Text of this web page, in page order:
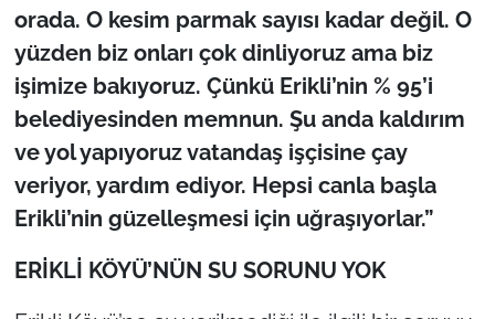
orada. O kesim parmak sayısı kadar değil. O
yüzden biz onları çok dinliyoruz ama biz
işimize bakıyoruz. Çünkü Erikli’nin % 95’i
belediyesinden memnun. Şu anda kaldırım
ve yol yapıyoruz vatandaş işçisine çay
veriyor, yardım ediyor. Hepsi canla başla
Erikli’nin güzelleşmesi için uğraşıyorlar.”
ERİKLİ KÖYÜ’NÜN SU SORUNU YOK